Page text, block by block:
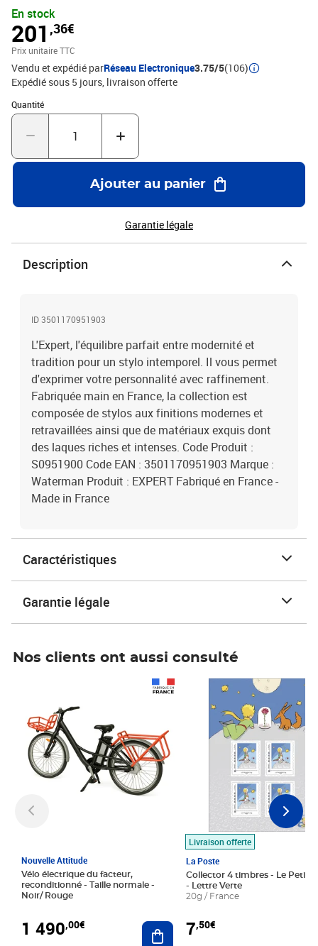
matériaux exquis dont des laques riches et intenses. Code Produit
: S0951900 Code EAN : 3501170951903 Marque : Waterman
Produit : EXPERT Fabriqué en France - Made in France
En stock
201 ,36€
Prix unitaire TTC
Vendu et expédié parRéseau Electronique3.75/5(106)
Expédié sous 5 jours livraison offerte
Quantité
Quantité : 1
Ajouter au panier
Garantie légale
Description
ID 3501170951903
L'Expert, l'équilibre parfait entre modernité et
tradition pour un stylo intemporel. Il vous permet
d'exprimer votre personnalité avec raffinement.
Fabriquée main en France, la collection est
composée de stylos aux finitions modernes et
retravaillées ainsi que de matériaux exquis dont
des laques riches et intenses. Code Produit :
S0951900 Code EAN : 3501170951903 Marque :
Waterman Produit : EXPERT Fabriqué en France -
Made in France
Caractéristiques
Garantie légale
Nos clients ont aussi consulté
Nouvelle Attitude
Vélo électrique du facteur,
reconditionné - Taille normale -
Noir/ Rouge
1 490,00€ Ajouter au panier
Livraison offerte
La Poste
Collector 4 timbres - Le Petit
- Lettre Verte
20g / France
7,50€
Prix 7,50€